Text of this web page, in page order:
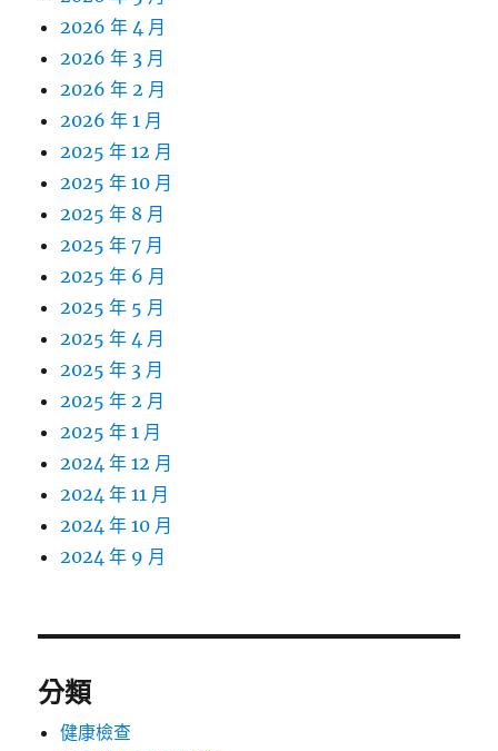
2026 年 4 月
2026 年 3 月
2026 年 2 月
2026 年 1 月
2025 年 12 月
2025 年 10 月
2025 年 8 月
2025 年 7 月
2025 年 6 月
2025 年 5 月
2025 年 4 月
2025 年 3 月
2025 年 2 月
2025 年 1 月
2024 年 12 月
2024 年 11 月
2024 年 10 月
2024 年 9 月
分類
健康檢查